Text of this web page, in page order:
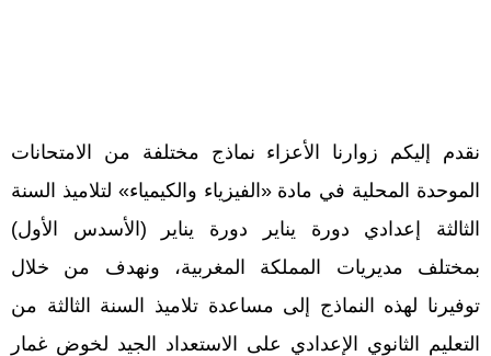
نقدم إليكم زوارنا الأعزاء نماذج مختلفة من الامتحانات
الموحدة المحلية في مادة «الفيزياء والكيمياء» لتلاميذ السنة
الثالثة إعدادي دورة يناير دورة يناير (الأسدس الأول)
بمختلف مديريات المملكة المغربية، ونهدف من خلال
توفيرنا لهذه النماذج إلى مساعدة تلاميذ السنة الثالثة من
التعليم الثانوي الإعدادي على الاستعداد الجيد لخوض غمار